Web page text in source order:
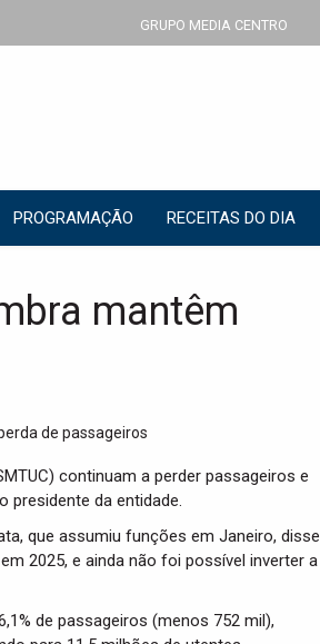
GRUPO MEDIA CENTRO
PROGRAMAÇÃO RECEITAS DO DIA
mantêm
continuam a perder passageiros e
presidente da entidade.
que assumiu funções em Janeiro, disse
2025, e ainda não foi possível inverter a
de passageiros (menos 752 mil),